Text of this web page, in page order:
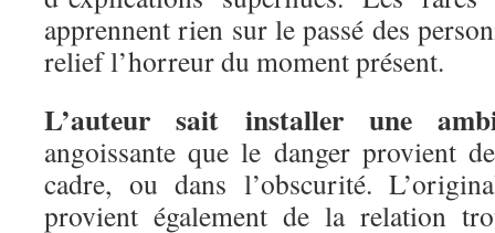
apprennent rien sur le passé des
relief l’horreur du moment présent.
L’auteur sait installer une
angoissante que le danger provient
cadre, ou dans l’obscurité.
provient également de la relation